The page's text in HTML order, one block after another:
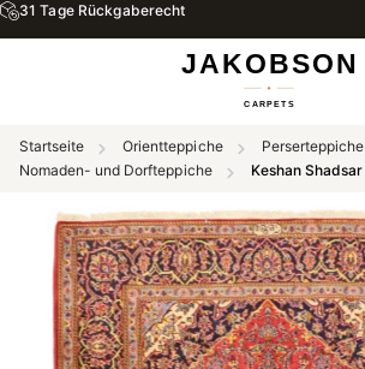
31 Tage Rückgaberecht
Startseite Orientteppiche
Perserteppiche
Nomaden- und Dorfteppiche
Keshan Shadsar